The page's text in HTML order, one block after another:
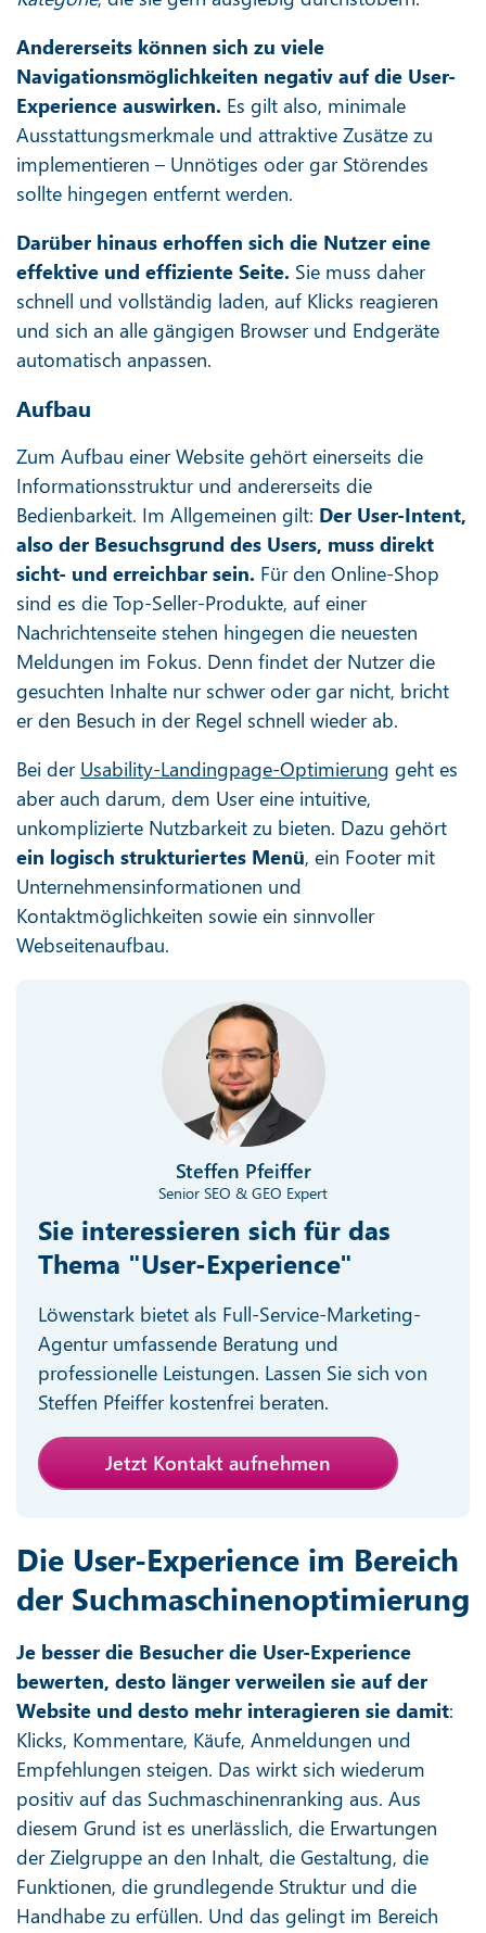
Andererseits können sich zu viele
Navigationsmöglichkeiten negativ auf die User-
Experience auswirken. Es gilt also, minimale
Ausstattungsmerkmale und attraktive Zusätze zu
implementieren – Unnötiges oder gar Störendes
sollte hingegen entfernt werden.
Darüber hinaus erhoffen sich die Nutzer eine
effektive und effiziente Seite. Sie muss daher
schnell und vollständig laden, auf Klicks reagieren
und sich an alle gängigen Browser und Endgeräte
automatisch anpassen.
Aufbau
Zum Aufbau einer Website gehört einerseits die
Informationsstruktur und andererseits die
Bedienbarkeit. Im Allgemeinen gilt: Der User-Intent,
also der Besuchsgrund des Users, muss direkt
sicht- und erreichbar sein. Für den Online-Shop
sind es die Top-Seller-Produkte, auf einer
Nachrichtenseite stehen hingegen die neuesten
Meldungen im Fokus. Denn findet der Nutzer die
gesuchten Inhalte nur schwer oder gar nicht, bricht
er den Besuch in der Regel schnell wieder ab.
Bei der Usability-Landingpage-Optimierung geht es
aber auch darum, dem User eine intuitive,
unkomplizierte Nutzbarkeit zu bieten. Dazu gehört
ein logisch strukturiertes Menü, ein Footer mit
Unternehmensinformationen und
Kontaktmöglichkeiten sowie ein sinnvoller
Webseitenaufbau.
Steffen Pfeiffer
Senior SEO & GEO Expert
Sie interessieren sich für das
Thema "User-Experience"
Löwenstark bietet als Full-Service-Marketing-
Agentur umfassende Beratung und
professionelle Leistungen. Lassen Sie sich von
Steffen Pfeiffer kostenfrei beraten.
Jetzt Kontakt aufnehmen
Die User-Experience im Bereich
der Suchmaschinenoptimierung
Je besser die Besucher die User-Experience
bewerten, desto länger verweilen sie auf der
Website und desto mehr interagieren sie damit:
Klicks, Kommentare, Käufe, Anmeldungen und
Empfehlungen steigen. Das wirkt sich wiederum
positiv auf das Suchmaschinenranking aus. Aus
diesem Grund ist es unerlässlich, die Erwartungen
der Zielgruppe an den Inhalt, die Gestaltung, die
Funktionen, die grundlegende Struktur und die
Handhabe zu erfüllen. Und das gelingt im Bereich